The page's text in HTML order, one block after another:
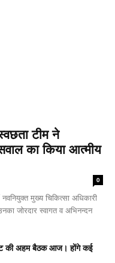
टीम ने
का किया आत्मीय
0
मुख्य चिकित्सा अधिकारी
जोरदार स्वागत व अभिनन्दन
की अहम बैठक आज। होंगे कई